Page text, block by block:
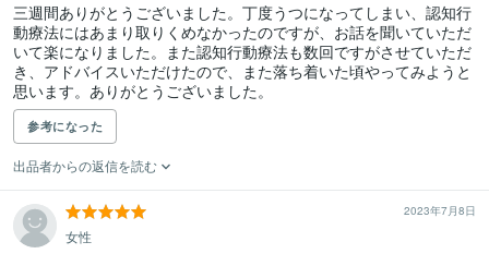
三週間ありがとうございました。丁度うつになってしまい、認知行
動療法にはあまり取りくめなかったのですが、お話を聞いていただ
いて楽になりました。また認知行動療法も数回ですがさせていただ
き、アドバイスいただけたので、また落ち着いた頃やってみようと
思います。ありがとうございました。
参考になった
出品者からの返信を読む
2023年7月8日
女性